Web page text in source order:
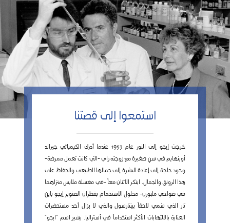
استمعوا إلى قصتنا
خرجت إيجو إلى النور عام 1953 عندما أدرك الكيميائي جيرالد
أوبنهايم في سنٍ صغيرة مع زوجته راي -التي كانت تعمل ممرضة-
وجود حاجة إلى إعادة البشرة إلى جمالها الطبيعي والحفاظ على
هذا الرونق والجمال. ابتكر الاثنان معاً -في مغسلة ملابس منزلهما
في ضواحي ملبورن- محلول الاستحمام بقطران الصنوبر إيجو باين
تار الذي سُمي لاحقاً بينتارسول والذي لا يزال أحد مستحضرات
العناية بالالتهابات الأكثر استخداماً في أستراليا. يشير اسم "ايجو"